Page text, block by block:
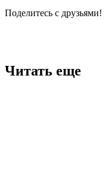
Поделитесь с друзьями!
Читать еще